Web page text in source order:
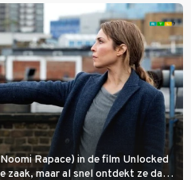
Rapace) in de film Unlocked
zaak, maar al snel ontdekt ze dat